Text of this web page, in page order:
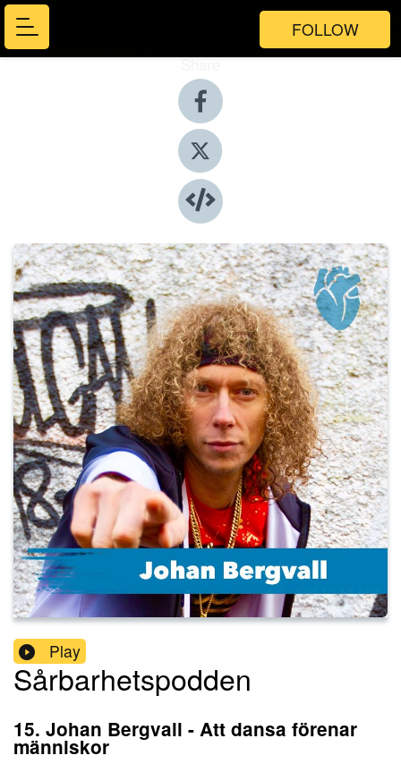
FOLLOW
Share
Play
Sårbarhetspodden
15. Johan Bergvall - Att dansa förenar
människor